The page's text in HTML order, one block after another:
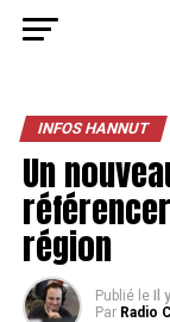
INFOS HANNUT
Un
région
Publié le
Par Radio